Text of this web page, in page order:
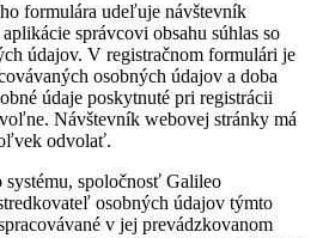
formulára udeľuje návštevník
správcovi obsahu súhlas so
údajov. V registračnom formulári je
osobných údajov a doba
údaje poskytnuté pri registrácii
Návštevník webovej stránky má
odvolať.
spoločnosť Galileo
osobných údajov týmto
v jej prevádzkovanom